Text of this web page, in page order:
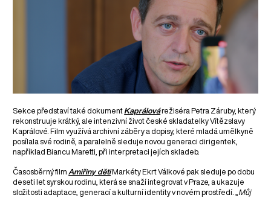
Sekce představí také dokument Kaprálovárežiséra Petra Záruby, který
rekonstruuje krátký, ale intenzivní život české skladatelky Vítězslavy
Kaprálové. Film využívá archivní záběry a dopisy, které mladá umělkyně
posílala své rodině, a paralelně sleduje novou generaci dirigentek,
například Biancu Maretti, při interpretaci jejích skladeb.
Časosběrný film Amiřiny dětiMarkéty Ekrt Válkové pak sleduje po dobu
deseti let syrskou rodinu, která se snaží integrovat v Praze, a ukazuje
složitosti adaptace, generací a kulturní identity v novém prostředí. „ Můj